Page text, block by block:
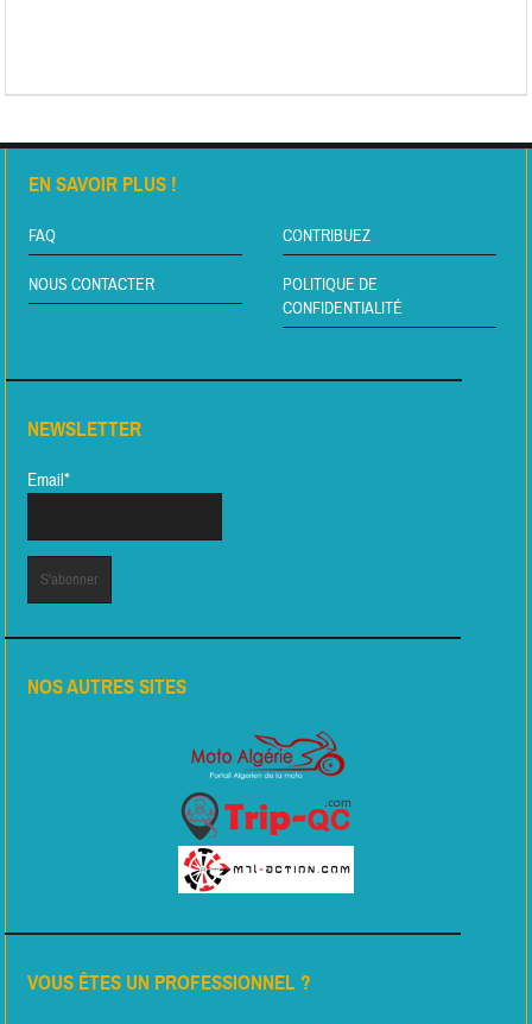
EN SAVOIR PLUS !
FAQ CONTRIBUEZ
NOUS CONTACTER
POLITIQUE DE
CONFIDENTIALITÉ
NEWSLETTER
Email*
NOS AUTRES SITES
VOUS ÊTES UN PROFESSIONNEL ?